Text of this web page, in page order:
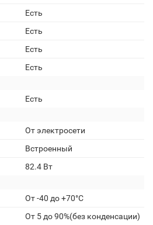
Есть
Есть
Есть
Есть
Есть
От электросети
Встроенный
82.4 Вт
От -40 до +70°С
От 5 до 90%(без конденсации)